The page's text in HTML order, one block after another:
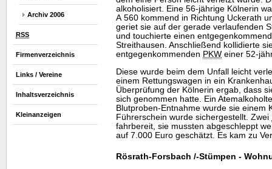
Archiv 2006
RSS
Firmenverzeichnis
Links / Vereine
Inhaltsverzeichnis
Kleinanzeigen
alkoholisiert. Eine 56-jährige Kölnerin
A 560 kommend in Richtung Uckerath
geriet sie auf der gerade verlaufenden
und touchierte einen
Streithausen. Anschließend kollidierte
entgegenkommenden PKW einer 52-
Diese wurde beim dem Unfall leicht
einem Rettungswagen in ein
Überprüfung der Kölnerin ergab, dass
sich genommen hatte. Ein
Blutproben-Entnahme wurde sie einem
Führerschein wurde sichergestellt. Zwei
fahrbereit, sie mussten abgeschleppt
auf 7.000 Euro geschätzt. Es kam zu
Rösrath-Forsbach /-Stümpen -